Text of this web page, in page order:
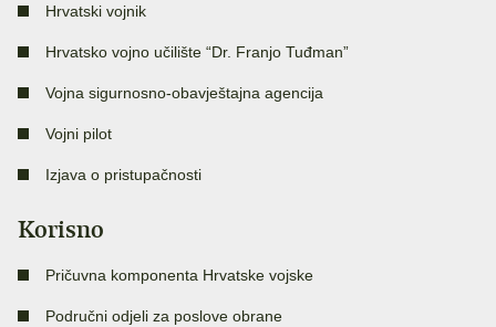
Hrvatski vojnik
Hrvatsko vojno učilište “Dr. Franjo Tuđman”
Vojna sigurnosno-obavještajna agencija
Vojni pilot
Izjava o pristupačnosti
Korisno
Pričuvna komponenta Hrvatske vojske
Područni odjeli za poslove obrane